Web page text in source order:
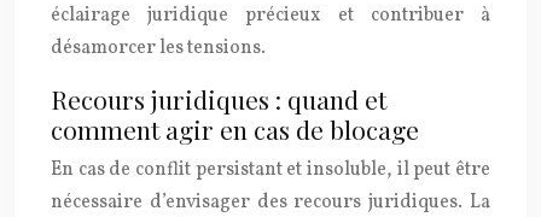
éclairage juridique précieux et contribuer à
désamorcer les tensions.
Recours juridiques : quand et
comment agir en cas de blocage
En cas de conflit persistant et insoluble, il peut être
nécessaire d’envisager des recours juridiques. La